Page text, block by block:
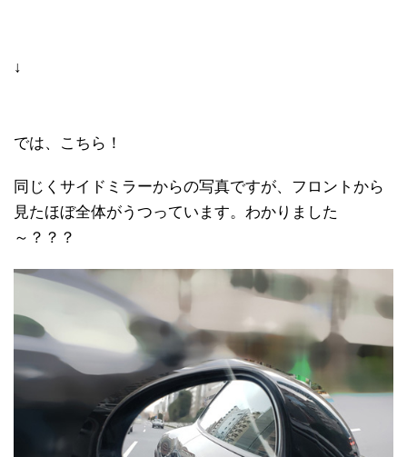
↓
では、こちら！
同じくサイドミラーからの写真ですが、フロントから
見たほぼ全体がうつっています。わかりました
～？？？